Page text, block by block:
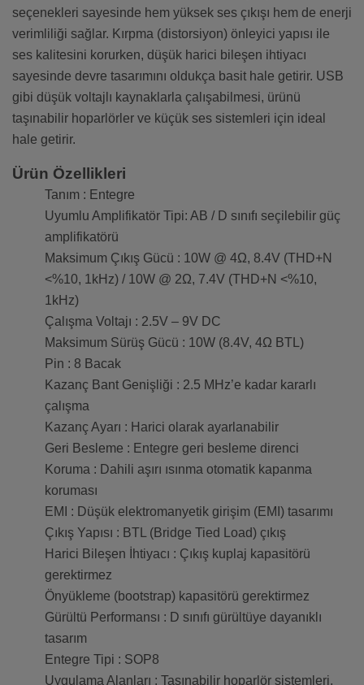
seçenekleri sayesinde hem yüksek ses çıkışı hem de enerji
verimliliği sağlar. Kırpma (distorsiyon) önleyici yapısı ile
ses kalitesini korurken, düşük harici bileşen ihtiyacı
sayesinde devre tasarımını oldukça basit hale getirir. USB
gibi düşük voltajlı kaynaklarla çalışabilmesi, ürünü
taşınabilir hoparlörler ve küçük ses sistemleri için ideal
hale getirir.
Ürün Özellikleri
Tanım : Entegre
Uyumlu Amplifikatör Tipi: AB / D sınıfı seçilebilir güç
amplifikatörü
Maksimum Çıkış Gücü : 10W @ 4Ω, 8.4V (THD+N
<%10, 1kHz) / 10W @ 2Ω, 7.4V (THD+N <%10,
1kHz)
Çalışma Voltajı : 2.5V – 9V DC
Maksimum Sürüş Gücü : 10W (8.4V, 4Ω BTL)
Pin : 8 Bacak
Kazanç Bant Genişliği : 2.5 MHz’e kadar kararlı
çalışma
Kazanç Ayarı : Harici olarak ayarlanabilir
Geri Besleme : Entegre geri besleme direnci
Koruma : Dahili aşırı ısınma otomatik kapanma
koruması
EMI : Düşük elektromanyetik girişim (EMI) tasarımı
Çıkış Yapısı : BTL (Bridge Tied Load) çıkış
Harici Bileşen İhtiyacı : Çıkış kuplaj kapasitörü
gerektirmez
Önyükleme (bootstrap) kapasitörü gerektirmez
Gürültü Performansı : D sınıfı gürültüye dayanıklı
tasarım
Entegre Tipi : SOP8
Uygulama Alanları : Taşınabilir hoparlör sistemleri,